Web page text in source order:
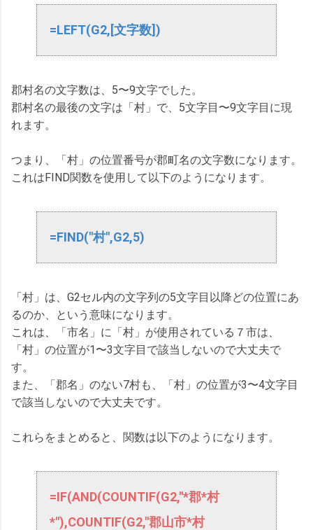
=LEFT(G2,[文字数])
郡村名の文字数は、5〜9文字でした。
郡村名の最後の文字は「村」で、5文字目〜9文字目に現
れます。
つまり、「村」の位置番号が郡町名の文字数になります。
これはFIND関数を使用して以下のようになります。
=FIND("村",G2,5)
「村」は、G2セル内の文字列の5文字目以降どの位置にあ
るのか、という意味になります。
これは、「市名」に「村」が使用されている７市は、
「村」の位置が1〜3文字目で該当しないので大丈夫で
す。
また、「郡名」のない7村も、「村」の位置が3〜4文字目
で該当しないので大丈夫です。
これらをまとめると、関数は以下のようになります。
=IF(AND(COUNTIF(G2,"*郡*村
*"),COUNTIF(G2,"郡山市*村